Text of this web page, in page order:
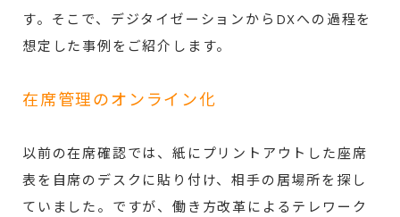
す。そこで、デジタイゼーションからDXへの過程を
想定した事例をご紹介します。
在席管理のオンライン化
以前の在席確認では、紙にプリントアウトした座席
表を自席のデスクに貼り付け、相手の居場所を探し
ていました。ですが、働き方改革によるテレワーク